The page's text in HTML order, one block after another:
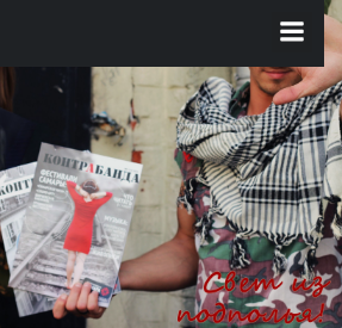
содержимому